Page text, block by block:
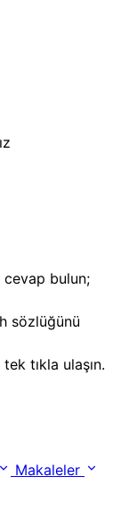
cevap bulun;
sözlüğünü
tıkla ulaşın.
Makaleler